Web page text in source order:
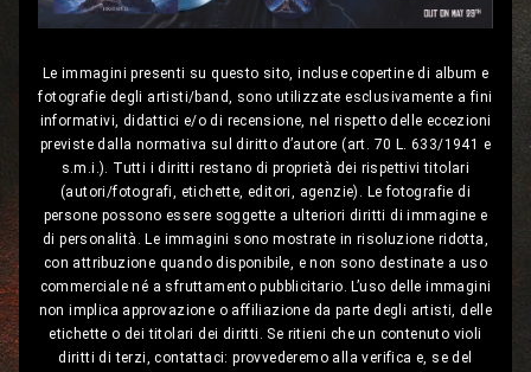
Le immagini presenti su questo sito, incluse copertine di album e
fotografie degli artisti/band, sono utilizzate esclusivamente a fini
informativi, didattici e/o di recensione, nel rispetto delle eccezioni
previste dalla normativa sul diritto d’autore (art. 70 L. 633/1941 e
s.m.i.). Tutti i diritti restano di proprietà dei rispettivi titolari
(autori/fotografi, etichette, editori, agenzie). Le fotografie di
persone possono essere soggette a ulteriori diritti di immagine e
di personalità. Le immagini sono mostrate in risoluzione ridotta,
con attribuzione quando disponibile, e non sono destinate a uso
commerciale né a sfruttamento pubblicitario. L’uso delle immagini
non implica approvazione o affiliazione da parte degli artisti, delle
etichette o dei titolari dei diritti. Se ritieni che un contenuto violi
diritti di terzi, contattaci: provvederemo alla verifica e, se del